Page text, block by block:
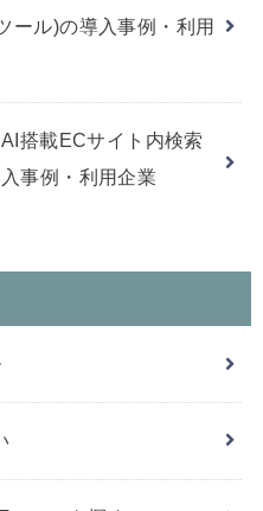
ール)の導入事例・利用
搭載ECサイト内検索
事例・利用企業